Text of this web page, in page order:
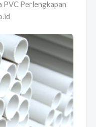
Perlengkapan